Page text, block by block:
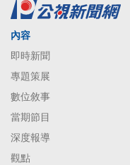
內容
即時新聞
專題策展
數位敘事
當期節目
深度報導
觀點